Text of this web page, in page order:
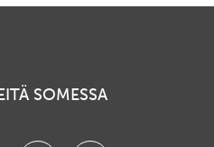
SOMESSA